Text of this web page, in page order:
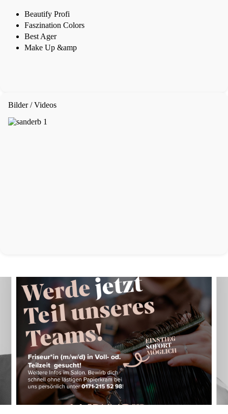
Beautify Profi
Faszination Colors
Best Ager
Make Up &amp
Bilder / Videos